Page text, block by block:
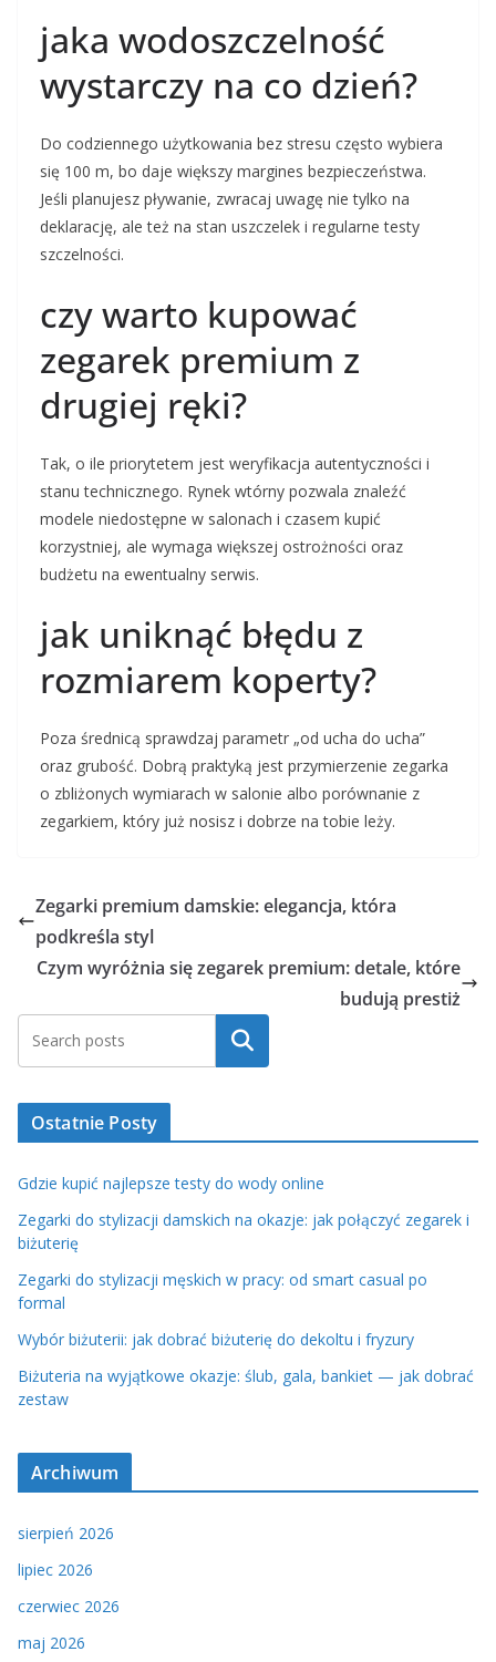
jaka wodoszczelność
wystarczy na co dzień?
Do codziennego użytkowania bez stresu często wybiera
się 100 m, bo daje większy margines bezpieczeństwa.
Jeśli planujesz pływanie, zwracaj uwagę nie tylko na
deklarację, ale też na stan uszczelek i regularne testy
szczelności.
czy warto kupować
zegarek premium z
drugiej ręki?
Tak, o ile priorytetem jest weryfikacja autentyczności i
stanu technicznego. Rynek wtórny pozwala znaleźć
modele niedostępne w salonach i czasem kupić
korzystniej, ale wymaga większej ostrożności oraz
budżetu na ewentualny serwis.
jak uniknąć błędu z
rozmiarem koperty?
Poza średnicą sprawdzaj parametr „od ucha do ucha”
oraz grubość. Dobrą praktyką jest przymierzenie zegarka
o zbliżonych wymiarach w salonie albo porównanie z
zegarkiem, który już nosisz i dobrze na tobie leży.
Zegarki premium damskie: elegancja, która
podkreśla styl
Czym wyróżnia się zegarek premium: detale, które
budują prestiż
Szukaj
Ostatnie Posty
Gdzie kupić najlepsze testy do wody online
Zegarki do stylizacji damskich na okazje: jak połączyć zegarek i
biżuterię
Zegarki do stylizacji męskich w pracy: od smart casual po
formal
Wybór biżuterii: jak dobrać biżuterię do dekoltu i fryzury
Biżuteria na wyjątkowe okazje: ślub, gala, bankiet — jak dobrać
zestaw
Archiwum
sierpień 2026
lipiec 2026
czerwiec 2026
maj 2026